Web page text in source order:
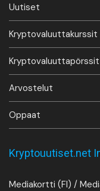
Uutiset
Kryptovaluuttakurssit
Kryptovaluuttapörssit
Arvostelut
Oppaat
Kryptouutiset.net
Mediakortti (FI) /